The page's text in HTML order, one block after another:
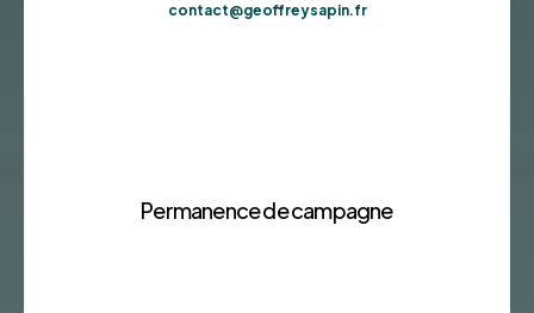
contact@geoffreysapin.fr
Permanence de campagne